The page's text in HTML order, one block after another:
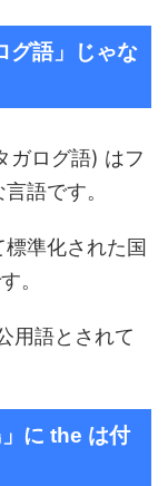
グ語」じゃな
ガログ語) はフ
語です。
準化された国
。
用語とされて
に the は付